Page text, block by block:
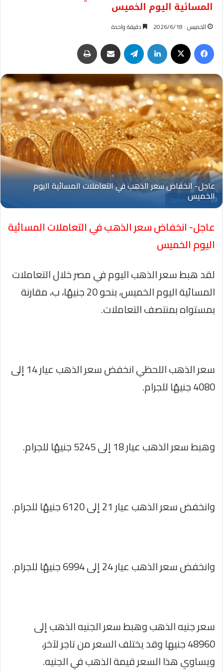
المسائية اليوم الخميس
الخميس : 2026/6/18 دقيقة واحدة
فيسبوك لينكدإن تيلقرام مشاركة عبر البريد
Oplus_131072
عاجل- انخفاض سعر الذهب في التعاملات المسائية
اليوم الخميس
لقد هبط سعر الذهب اليوم في مصر خلال التعاملات
المسائية اليوم الخميس، بنحو 20 جنيهًا، ب، مقارنة
بمستواه بمنتصف التعاملات.
سعر الذهب اللحظي انخفض سعر الذهب عيار 14 إلى
4080 جنيهًا للجرام.
وهبط سعر الذهب عيار 18 إلى 5245 جنيهًا للجرام.
وانخفض سعر الذهب عيار 21 إلى 6120 جنيهًا للجرام.
وانخفض سعر الذهب عيار 24 إلى 6994 جنيهًا للجرام.
سعر جنيه الذهب وهبط سعر الجنيه الذهب إلى
48960 جنيها وقد يختلف السعر من تاجر لآخر،
ويساوي هذا السعر قيمة الذهب في الجنيه.